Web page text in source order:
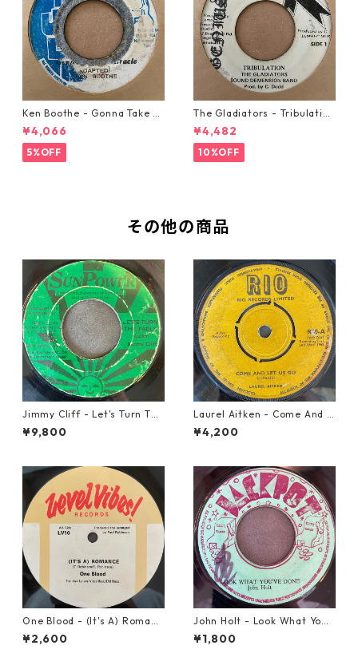
Ken Boothe - Gonna Take A
Miracle【7-21362】
¥4,066
5%OFF
The Gladiators - Tribulation
【7-21365】
¥4,482
10%OFF
その他の商品
Jimmy Cliff - Let's Turn The
Table【7-21999】
¥9,800
Laurel Aitken - Come And L
et Us Go【7-21779】
¥4,200
One Blood - (It's A) Romanc
e【12-50054】
¥2,600
John Holt - Look What Yo
u've Done【7-21817】
¥1,800